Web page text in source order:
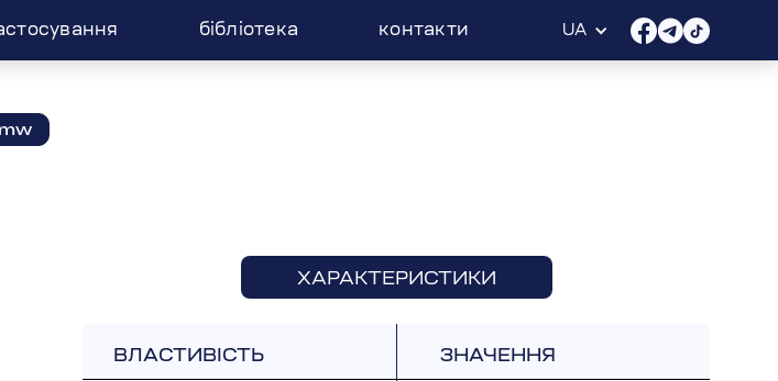
бібліотека контакти UA
ХАРАКТЕРИСТИКИ
ВЛАСТИВІСТЬ ЗНАЧЕННЯ